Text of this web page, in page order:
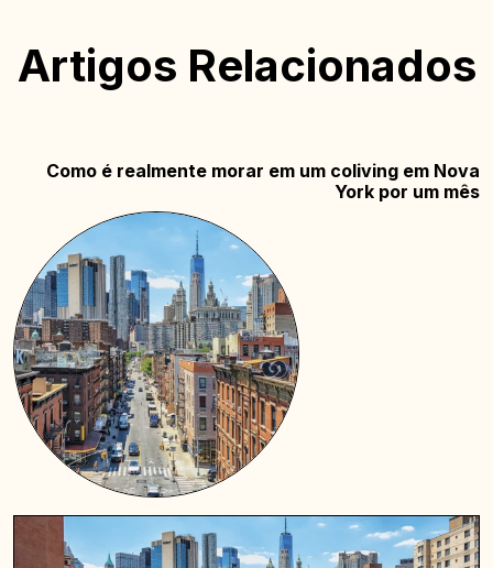
Artigos Relacionados
Como é realmente morar em um coliving em Nova
York por um mês